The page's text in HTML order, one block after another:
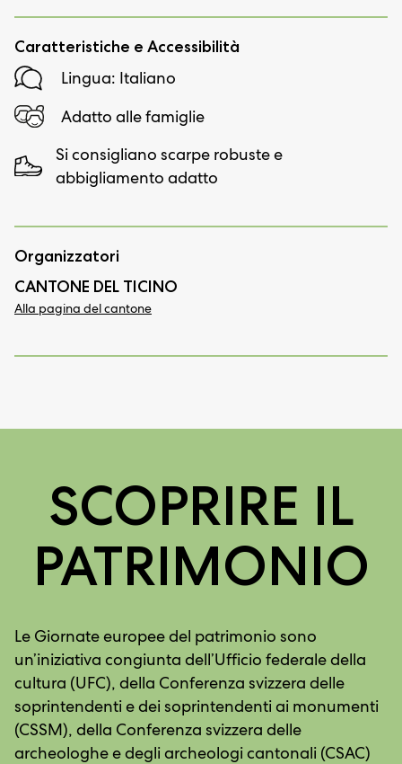
Caratteristiche e Accessibilità
Lingua: Italiano
Adatto alle famiglie
Si consigliano scarpe robuste e
abbigliamento adatto
Organizzatori
CANTONE DEL TICINO
Alla pagina del cantone
SCOPRIRE IL
PATRIMONIO
Le Giornate europee del patrimonio sono
un’iniziativa congiunta dell’Ufficio federale della
cultura (UFC), della Conferenza svizzera delle
soprintendenti e dei soprintendenti ai monumenti
(CSSM), della Conferenza svizzera delle
archeologhe e degli archeologi cantonali (CSAC)